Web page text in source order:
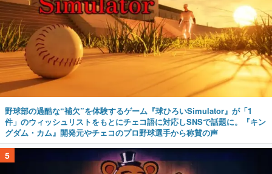
野球部の過酷な“補欠”を体験するゲーム『球ひろいSimulator』が「1
件」のウィッシュリストをもとにチェコ語に対応しSNSで話題に。『キン
グダム・カム』開発元やチェコのプロ野球選手から称賛の声
5